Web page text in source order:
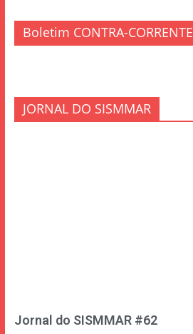
Boletim CONTRA-CORRENTE
JORNAL DO SISMMAR
Jornal do SISMMAR #62